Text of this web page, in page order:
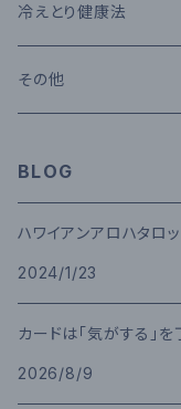
セッション
メール鑑定
コモクロス
その他
冷えとり健康法
その他
BLOG
ハワイアンアロハタロ
2024/1/23
カードは「気がする」
2026/8/9